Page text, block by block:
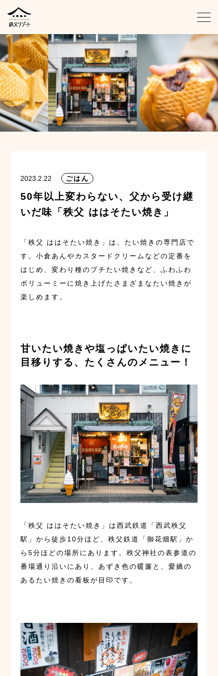
グループアイデンティティ
SDGsの取り組み
秩父の旅のご提案
お問い合わせ
2023.2.22 ごはん
50年以上変わらない、父から受け継
いだ味「秩父 ははそたい焼き」
「秩父 ははそたい焼き」は、たい焼きの専門店で
す。小倉あんやカスタードクリームなどの定番を
はじめ、変わり種のプチたい焼きなど、ふわふわ
ボリューミーに焼き上げたさまざまなたい焼きが
楽しめます。
甘いたい焼きや塩っぱいたい焼きに
目移りする、たくさんのメニュー！
「秩父 ははそたい焼き」は西武鉄道「西武秩父
駅」から徒歩10分ほど、秩父鉄道「御花畑駅」か
ら5分ほどの場所にあります。秩父神社の表参道の
番場通り沿いにあり、あずき色の暖簾と、愛嬌の
あるたい焼きの看板が目印です。